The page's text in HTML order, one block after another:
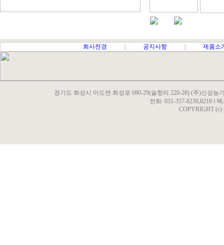
회사전경 공지사항 제품소
경기도 화성시 마도면 화성로 690-29(슬항리 220-20) (주)신성
전화. 031-357-8230,8210 l
COPYRIGHT (c)